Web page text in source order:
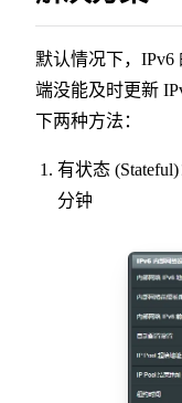
默认情况下，
端没能及时更新
下两种方法：
有状态
分钟